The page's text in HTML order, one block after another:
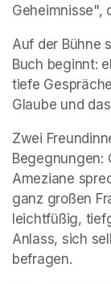
Geheimnisse",
Auf der Bühne
Buch beginnt:
tiefe
Glaube und
Zwei
Begegnungen:
Ameziane
ganz großen
leichtfüßig,
Anlass, sich
befragen.